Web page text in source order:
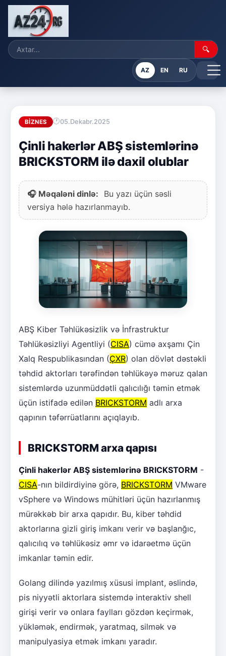
🔍
AZ EN RU
BIZNES 05.Dekabr.2025
Çinli hakerlər ABŞ sistemlərinə
BRICKSTORM ilə daxil olublar
🎧 Məqaləni dinlə:
Bu yazı üçün səsli
versiya hələ hazırlanmayıb.
ABŞ Kiber Təhlükəsizlik və İnfrastruktur
Təhlükəsizliyi Agentliyi (CISA) cümə axşamı Çin
Xalq Respublikasından (ÇXR) olan dövlət dəstəkli
təhdid aktorları tərəfindən təhlükəyə məruz qalan
sistemlərdə uzunmüddətli qalıcılığı təmin etmək
üçün istifadə edilən BRICKSTORM adlı arxa
qapının təfərrüatlarını açıqlayıb.
BRICKSTORM arxa qapısı
Çinli hakerlər ABŞ sistemlərinə BRICKSTORM -
CISA-nın bildirdiyinə görə, BRICKSTORM VMware
vSphere və Windows mühitləri üçün hazırlanmış
mürəkkəb bir arxa qapıdır. Bu, kiber təhdid
aktorlarına gizli giriş imkanı verir və başlanğıc,
qalıcılıq və təhlükəsiz əmr və idarəetmə üçün
imkanlar təmin edir.
Golang dilində yazılmış xüsusi implant, əslində,
pis niyyətli aktorlara sistemdə interaktiv shell
girişi verir və onlara faylları gözdən keçirmək,
yükləmək, endirmək, yaratmaq, silmək və
manipulyasiya etmək imkanı yaradır.